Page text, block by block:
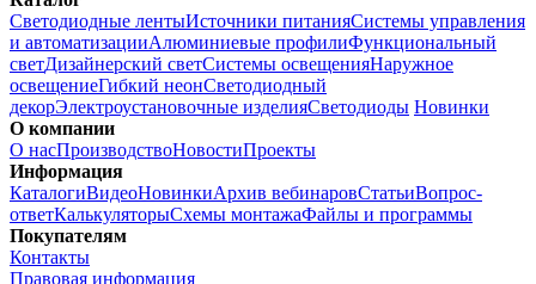
Светодиодные лентыИсточники питанияСистемы управления
и автоматизацииАлюминиевые профилиФункциональный
светДизайнерский светСистемы освещенияНаружное
освещениеГибкий неонСветодиодный
декорЭлектроустановочные изделияСветодиоды Новинки
О компании
О насПроизводствоНовостиПроекты
Информация
КаталогиВидеоНовинкиАрхив вебинаровСтатьиВопрос-
ответКалькуляторыСхемы монтажаФайлы и программы
Покупателям
Контакты
Правовая информация